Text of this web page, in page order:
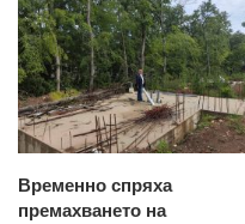
Временно спряха
премахването на